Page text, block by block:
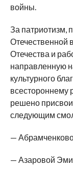
войны.
За патриотизм,
Отечественной
Отечества и
направленную
культурного
всестороннему
решено
следующим
—
— Азаровой